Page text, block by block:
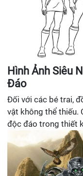
Hình Ảnh Siêu
Đáo
Đối với các bé trai,
vật không thể thiếu.
độc đáo trong thiết